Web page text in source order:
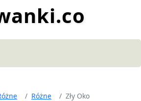
Różne Zły Oko